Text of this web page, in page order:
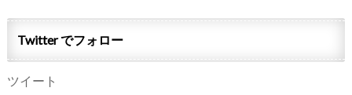
Twitter でフォロー
ツイート